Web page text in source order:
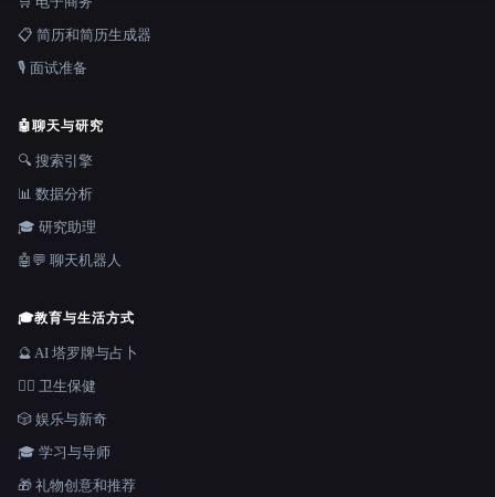
📋 简历和简历生成器
🎙️ 面试准备
🤖聊天与研究
🔍 搜索引擎
📊 数据分析
🎓 研究助理
🤖💬 聊天机器人
🎓教育与生活方式
🔮 AI 塔罗牌与占卜
👩‍⚕️ 卫生保健
🎲 娱乐与新奇
🎓 学习与导师
🎁 礼物创意和推荐